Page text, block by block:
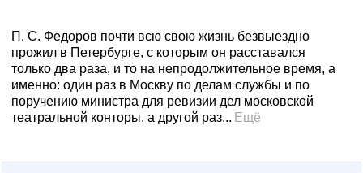
П. С. Федоров почти всю свою жизнь безвыездно
прожил в Петербурге, с которым он расставался
только два раза, и то на непродолжительное время, а
именно: один раз в Москву по делам службы и по
поручению министра для ревизии дел московской
театральной конторы, а другой раз... Ещё